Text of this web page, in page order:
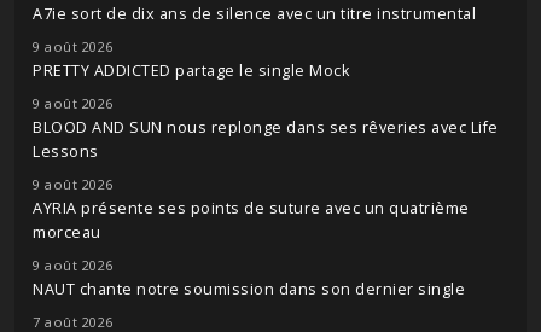
A7ie sort de dix ans de silence avec un titre instrumental
9 août 2026
PRETTY ADDICTED partage le single Mock
9 août 2026
BLOOD AND SUN nous replonge dans ses rêveries avec Life
Lessons
9 août 2026
AYRIA présente ses points de suture avec un quatrième
morceau
9 août 2026
NAUT chante notre soumission dans son dernier single
7 août 2026